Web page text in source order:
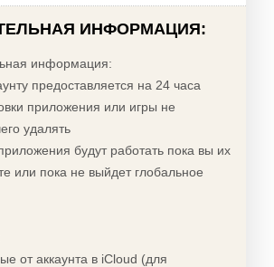
ИНФОРМАЦИЯ:
информация:
предоставляется на 24 часа
приложения или игры не
удалять
будут работать пока вы их
или пока не выйдет глобальное
от аккаунта в iCloud (для